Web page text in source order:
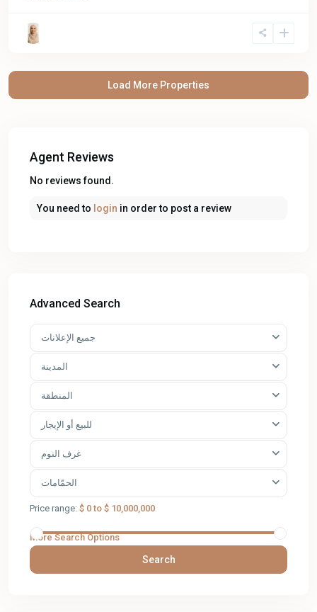
Agent Reviews
No reviews found.
You need to login in order to post a review
Advanced Search
جميع الإعلانات
المدينة
المنطقة
للبيع أو الإيجار
غرف النوم
الحمّامات
Price range: $ 0 to $ 10,000,000
More Search Options
Search